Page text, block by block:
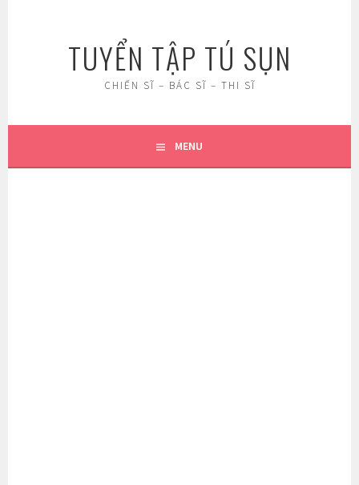
TUYỂN TẬP TÚ SỤN
CHIẾN SĨ – BÁC SĨ – THI SĨ
MENU